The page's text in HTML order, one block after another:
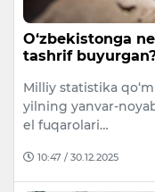
O‘zbekistonga
tashrif
Milliy statistika
yilning yanvar-
el fuqarolari…
10:47 / 30.12.2025